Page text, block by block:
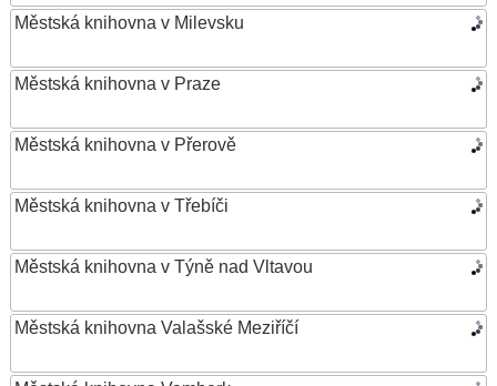
Městská knihovna v Milevsku
Městská knihovna v Praze
Městská knihovna v Přerově
Městská knihovna v Třebíči
Městská knihovna v Týně nad Vltavou
Městská knihovna Valašské Meziříčí